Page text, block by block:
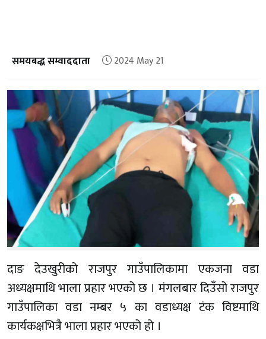
समयबद्ध सम्वाददाता 2024 May 21
दाङ देउखुरीको राजपुर गाउँपालिकामा एकजना वडा
अध्यक्षमाथि भाला प्रहार भएको छ । मंगलबार दिउँसो राजपुर
गाउँपालिका वडा नम्बर ५ का वडाध्यक्ष टंक विष्टमाथि
कार्यकक्षभित्रै भाला प्रहार भएको हो ।